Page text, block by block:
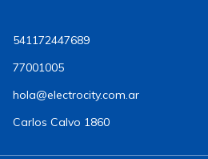
541172447689
77001005
hola@electrocity.com.ar
Carlos Calvo 1860